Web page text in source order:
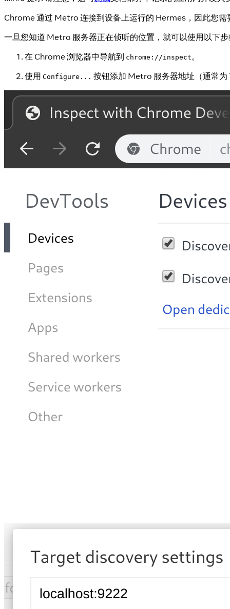
Chrome 通过 Metro 连接到设备上运行的 Hermes，因此您
一旦您知道 Metro 服务器正在侦听的位置，就可以使用以下
在 Chrome 浏览器中导航到 chrome://inspect 。
使用 Configure... 按钮添加 Metro 服务器地址（通常为